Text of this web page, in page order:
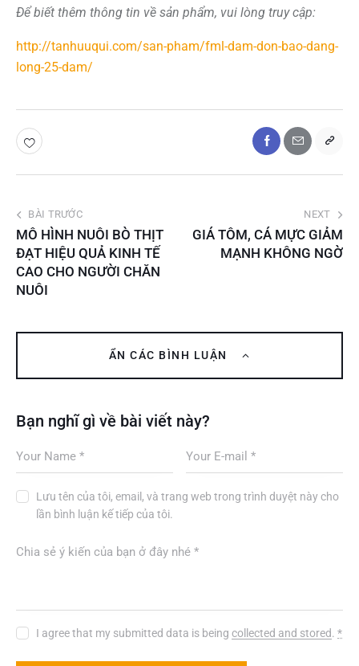
Để biết thêm thông tin về sản phẩm, vui lòng truy cập:
http://tanhuuqui.com/san-pham/fml-dam-don-bao-dang-
long-25-dam/
BÀI TRƯỚC
MÔ HÌNH NUÔI BÒ THỊT
ĐẠT HIỆU QUẢ KINH TẾ
CAO CHO NGƯỜI CHĂN
NUÔI
NEXT
GIÁ TÔM, CÁ MỰC GIẢM
MẠNH KHÔNG NGỜ
ẨN CÁC BÌNH LUẬN
Bạn nghĩ gì về bài viết này?
Lưu tên của tôi, email, và trang web trong trình duyệt này cho
lần bình luận kế tiếp của tôi.
I agree that my submitted data is beingcollected and stored.*